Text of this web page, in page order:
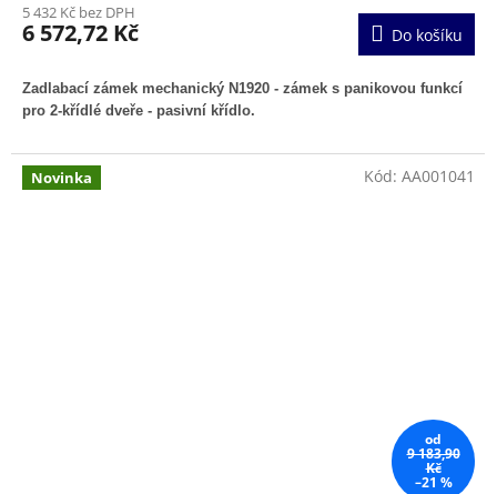
5 432 Kč bez DPH
6 572,72 Kč Do košíku
Zadlabací zámek mechanický N1920 - zámek s panikovou funkcí
pro 2-křídlé dveře - pasivní křídlo.
Novinka
od
9 183,90
Kč
–21 %
Kód: AA001041